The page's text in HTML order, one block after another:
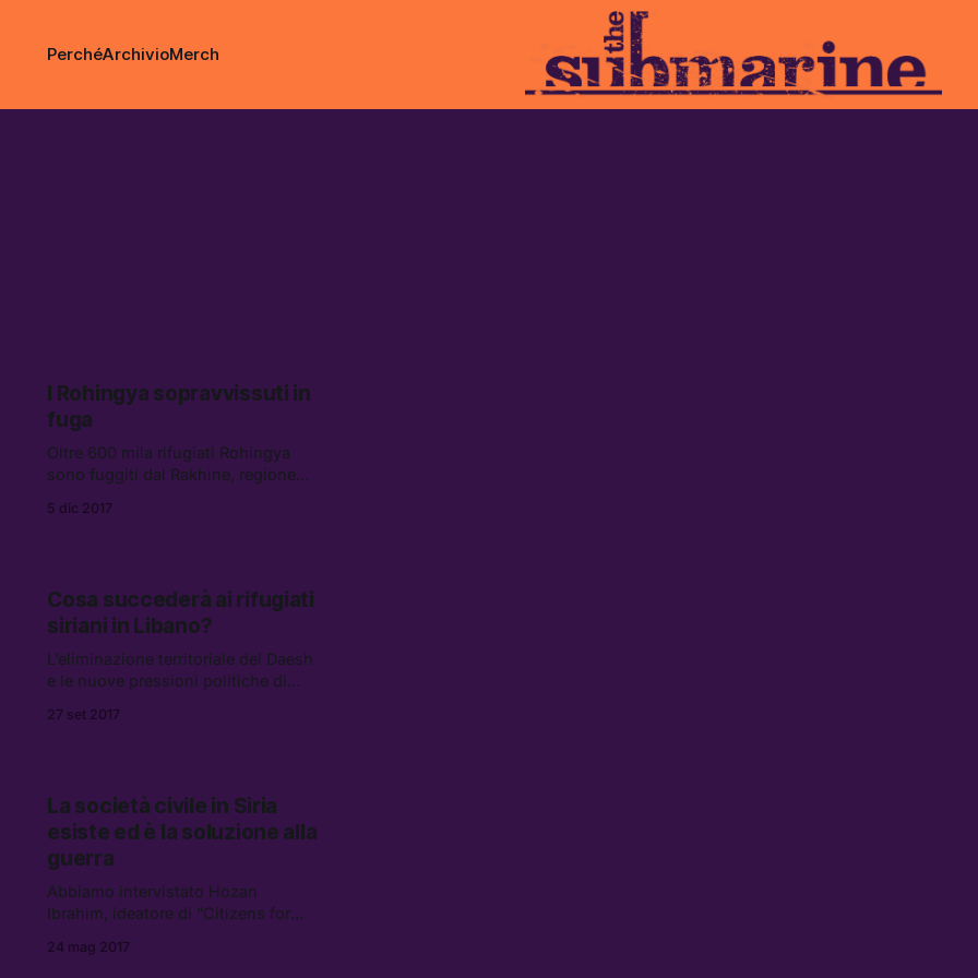
PerchéArchivioMerch
I Rohingya sopravvissuti in
fuga
Oltre 600 mila rifugiati Rohingya
sono fuggiti dal Rakhine, regione
trovando ospitalità nei campi
5 dic 2017
Cosa succederà ai rifugiati
siriani in Libano?
L’eliminazione territoriale del Daesh
e le nuove pressioni politiche di
interrogativi sul futuro del milione e
27 set 2017
La società civile in Siria
esiste ed è la soluzione alla
guerra
Abbiamo intervistato Hozan
Ibrahim, ideatore di “Citizens for
e associazioni locali che lavorano
24 mag 2017